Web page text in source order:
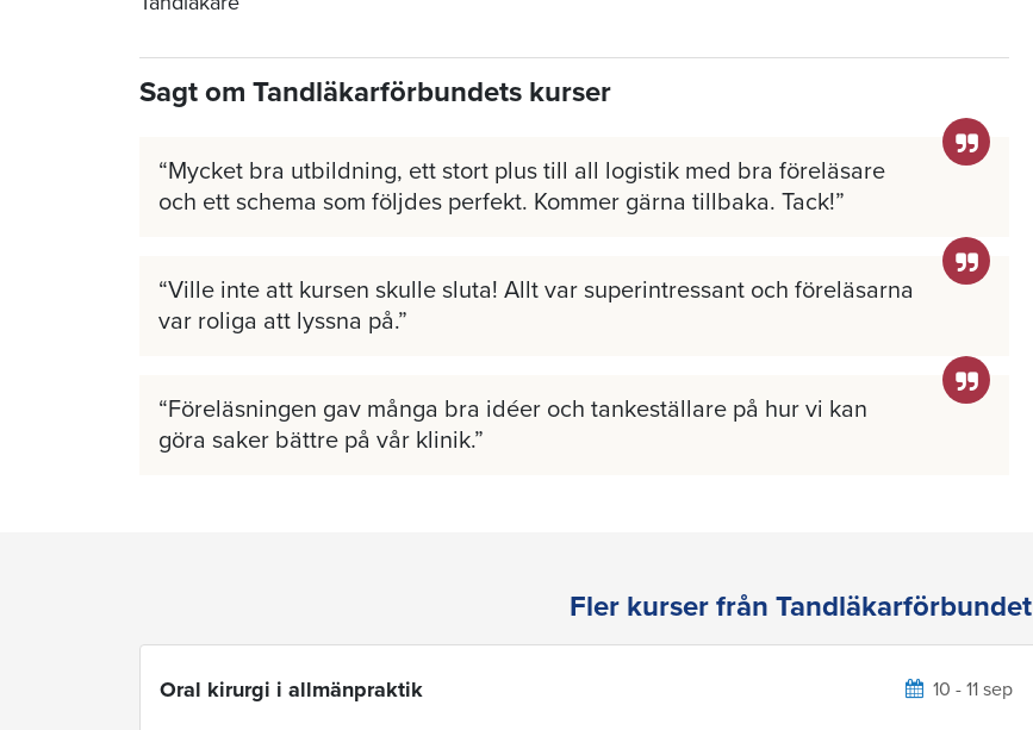
Sagt om Tandläkarförbundets kurser
Mycket bra utbildning, ett stort plus till all logistik med bra föreläsare
och ett schema som följdes perfekt. Kommer gärna tillbaka. Tack!
Ville inte att kursen skulle sluta! Allt var superintressant och föreläsarna
var roliga att lyssna på.
Föreläsningen gav många bra idéer och tankeställare på hur vi kan
göra saker bättre på vår klinik.
Fler kurser från Tandläkarförbundet
Oral kirurgi i allmänpraktik 10 - 11 sep